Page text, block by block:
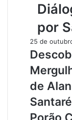
por
25 de
de